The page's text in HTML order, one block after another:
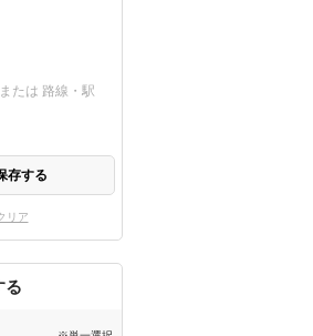
たは 路線・駅
存する
リア
る